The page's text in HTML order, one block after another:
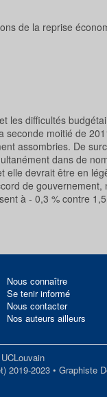
de la reprise
les difficultés
moitié de
assombries. De
dans de
devrait être en
de
à - 0,3 % contre
Nous connaître
Se tenir informé
Nous contacter
Nos auteurs ailleurs
2019-2023 • Graphiste